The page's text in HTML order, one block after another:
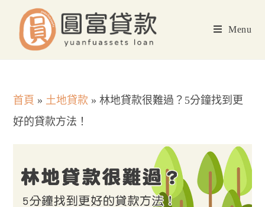
content
Menu
首頁 » 土地貸款 »林地貸款很難過？5分鐘找到更
好的貸款方法！